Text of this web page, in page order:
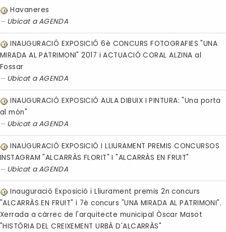
Havaneres
Ubicat aAGENDA
INAUGURACIÓ EXPOSICIÓ 6è CONCURS FOTOGRAFIES "UNA
MIRADA AL PATRIMONI" 2017 i ACTUACIÓ CORAL ALZINA al
Fossar
Ubicat aAGENDA
INAUGURACIÓ EXPOSICIÓ AULA DIBUIX I PINTURA: "Una porta
al món"
Ubicat aAGENDA
INAUGURACIÓ EXPOSICIÓ I LLIURAMENT PREMIS CONCURSOS
INSTAGRAM "ALCARRÀS FLORIT" I "ALCARRÀS EN FRUIT"
Ubicat aAGENDA
Inauguració Exposició i Lliurament premis 2n concurs
"ALCARRÀS EN FRUIT" i 7è concurs "UNA MIRADA AL PATRIMONI".
Xerrada a càrrec de l'arquitecte municipal Òscar Masot
"HISTÒRIA DEL CREIXEMENT URBÀ D'ALCARRÀS"